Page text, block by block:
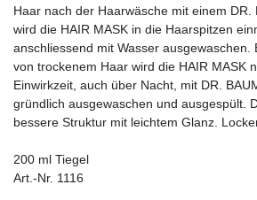
Haar nach der Haarwäsche mit einem DR.
wird die HAIR MASK in die Haarspitzen
anschliessend mit Wasser ausgewaschen.
von trockenem Haar wird die HAIR MASK
Einwirkzeit, auch über Nacht, mit DR.
gründlich ausgewaschen und ausgespült.
bessere Struktur mit leichtem Glanz.
200 ml Tiegel
Art.-Nr. 1116